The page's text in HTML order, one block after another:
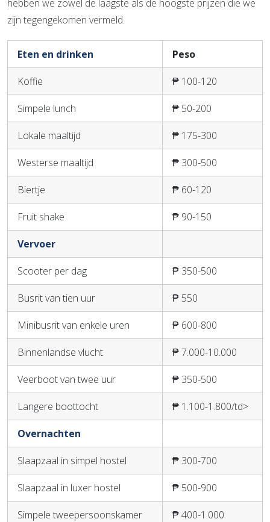
hebben we zowel de laagste als de hoogste prijzen die we
zijn tegengekomen vermeld.
Eten en drinken Peso
Koffie ₱ 100-120
Simpele lunch ₱ 50-200
Lokale maaltijd ₱ 175-300
Westerse maaltijd ₱ 300-500
Biertje ₱ 60-120
Fruit shake ₱ 90-150
Vervoer
Scooter per dag ₱ 350-500
Busrit van tien uur ₱ 550
Minibusrit van enkele uren ₱ 600-800
Binnenlandse vlucht ₱ 7.000-10.000
Veerboot van twee uur ₱ 350-500
Langere boottocht ₱ 1.100-1.800/td>
Overnachten
Slaapzaal in simpel hostel ₱ 300-700
Slaapzaal in luxer hostel ₱ 500-900
Simpele tweepersoonskamer ₱ 400-1.000